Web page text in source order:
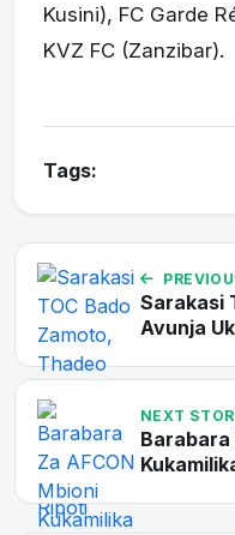
Kusini), FC Garde
KVZ FC (Zanzibar).
Tags:
Sarakasi
Avunja
NEXT
Barabara